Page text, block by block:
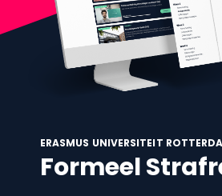
ERASMUS UNIVERSITEIT
Formeel